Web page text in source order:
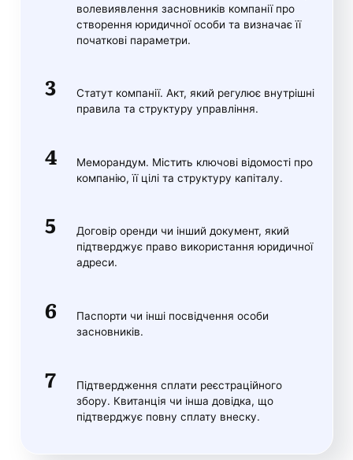
волевиявлення засновників компанії про
створення юридичної особи та визначає її
початкові параметри.
Статут компанії. Акт, який регулює внутрішні
правила та структуру управління.
Меморандум. Містить ключові відомості про
компанію, її цілі та структуру капіталу.
Договір оренди чи інший документ, який
підтверджує право використання юридичної
адреси.
Паспорти чи інші посвідчення особи
засновників.
Підтвердження сплати реєстраційного
збору. Квитанція чи інша довідка, що
підтверджує повну сплату внеску.